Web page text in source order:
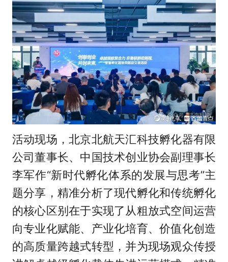
活动现场，北京北航天汇科技孵化器有限
公司董事长、中国技术创业协会副理事长
李军作“新时代孵化体系的发展与思考”主
题分享，精准分析了现代孵化和传统孵化
的核心区别在于实现了从粗放式空间运营
向专业化赋能、产业化培育、价值化创造
的高质量跨越式转型，并为现场观众传授